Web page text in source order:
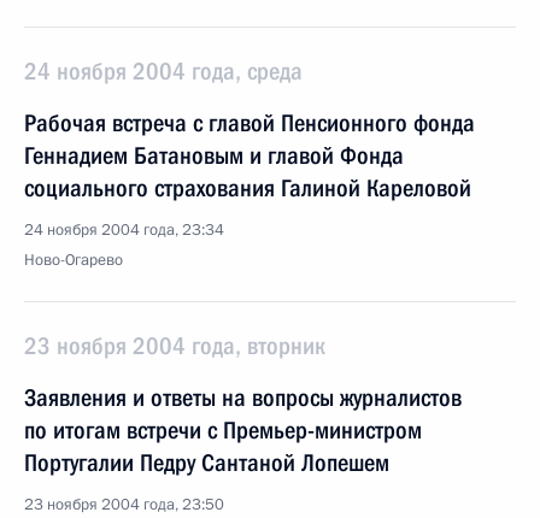
24 ноября 2004 года, среда
Рабочая встреча с главой Пенсионного фонда
Геннадием Батановым и главой Фонда
социального страхования Галиной Кареловой
24 ноября 2004 года, 23:34
Ново-Огарево
23 ноября 2004 года, вторник
Заявления и ответы на вопросы журналистов
по итогам встречи с Премьер-министром
Португалии Педру Сантаной Лопешем
23 ноября 2004 года, 23:50